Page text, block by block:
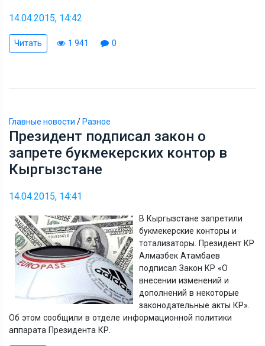
14.04.2015, 14:42
Читать 1 941 0
Главные новости / Разное
Президент подписал закон о
запрете букмекерских контор в
Кыргызстане
14.04.2015, 14:41
В Кыргызстане запретили
букмекерские конторы и
тотализаторы. Президент КР
Алмазбек Атамбаев
подписал Закон КР «О
внесении изменений и
дополнений в некоторые
законодательные акты КР».
Об этом сообщили в отделе информационной политики
аппарата Президента КР.